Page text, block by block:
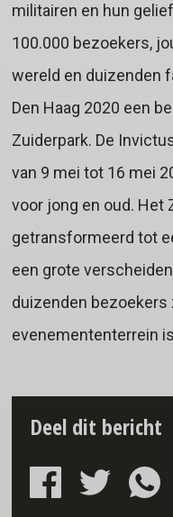
militairen en hun
100.000 bezoekers,
wereld en duizenden
Den Haag 2020 een
Zuiderpark. De
van 9 mei tot 16 mei
voor jong en oud. Het
getransformeerd tot
een grote
duizenden
evenemententerrein
Deel dit bericht